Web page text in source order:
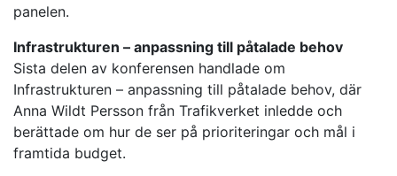
panelen.
Infrastrukturen – anpassning till påtalade behov
Sista delen av konferensen handlade om
Infrastrukturen – anpassning till påtalade behov, där
Anna Wildt Persson från Trafikverket inledde och
berättade om hur de ser på prioriteringar och mål i
framtida budget.